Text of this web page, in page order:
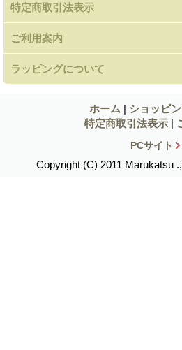
特定商取引法表示
ご利用案内
ラッピングについて
ホーム | ショッピ
特定商取引法表示 |
PCサイト
Copyright (C) 2011 Marukatsu